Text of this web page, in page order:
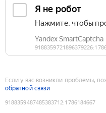
Если у вас возникли проблемы,
обратной связи
9188359487485383712:1786184667